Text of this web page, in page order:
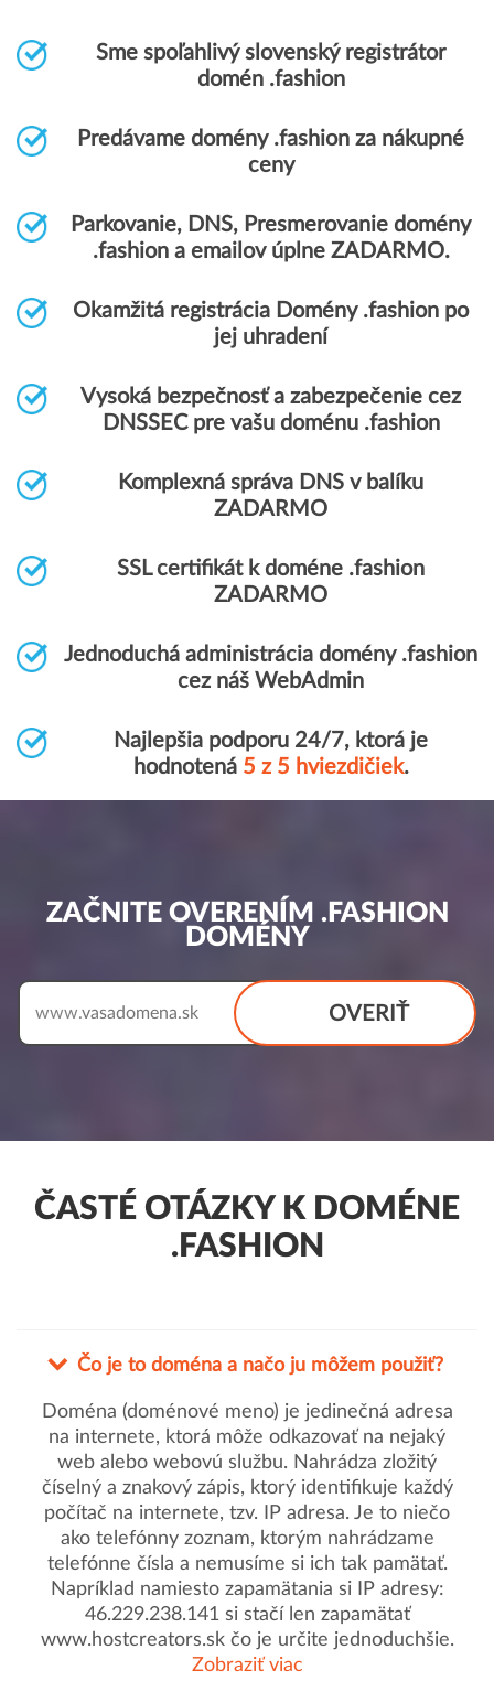
Sme spoľahlivý slovenský registrátor
domén .fashion
Predávame domény .fashion za nákupné
ceny
Parkovanie, DNS, Presmerovanie domény
.fashion a emailov úplne ZADARMO.
Okamžitá registrácia Domény .fashion po
jej uhradení
Vysoká bezpečnosť a zabezpečenie cez
DNSSEC pre vašu doménu .fashion
Komplexná správa DNS v balíku
ZADARMO
SSL certifikát k doméne .fashion
ZADARMO
Jednoduchá administrácia domény .fashion
cez náš WebAdmin
Najlepšia podporu 24/7, ktorá je
hodnotená 5 z 5 hviezdičiek.
ZAČNITE OVERENÍM .FASHION
DOMÉNY
OVERIŤ
www.
ČASTÉ OTÁZKY K DOMÉNE
.FASHION
Čo je to doména a načo ju môžem použiť?
Doména (doménové meno) je jedinečná adresa
na internete, ktorá môže odkazovať na nejaký
web alebo webovú službu. Nahrádza zložitý
číselný a znakový zápis, ktorý identifikuje každý
počítač na internete, tzv. IP adresa. Je to niečo
ako telefónny zoznam, ktorým nahrádzame
telefónne čísla a nemusíme si ich tak pamätať.
Napríklad namiesto zapamätania si IP adresy:
46.229.238.141 si stačí len zapamätať
www.hostcreators.sk čo je určite jednoduchšie.
Zobraziť viac